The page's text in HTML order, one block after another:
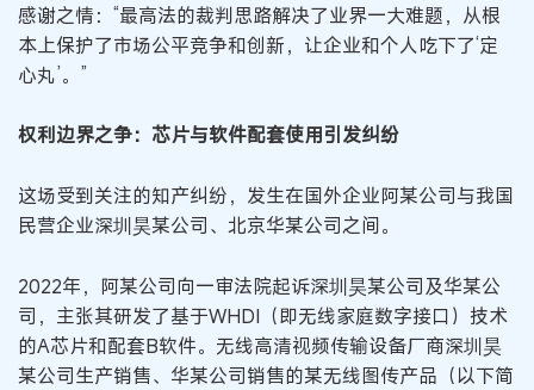
感谢之情：“最高法的裁判思路解决了业界一大难题，从根
本上保护了市场公平竞争和创新，让企业和个人吃下了‘定
心丸’。”
权利边界之争：芯片与软件配套使用引发纠纷
这场受到关注的知产纠纷，发生在国外企业阿某公司与我国
民营企业深圳昊某公司、北京华某公司之间。
2022年，阿某公司向一审法院起诉深圳昊某公司及华某公
司，主张其研发了基于WHDI（即无线家庭数字接口）技术
的A芯片和配套B软件。无线高清视频传输设备厂商深圳昊
某公司生产销售、华某公司销售的某无线图传产品（以下简